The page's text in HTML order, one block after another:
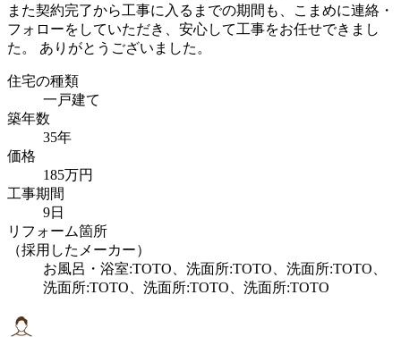
また契約完了から工事に入るまでの期間も、こまめに連絡・
フォローをしていただき、安心して工事をお任せできまし
た。 ありがとうございました。
住宅の種類
一戸建て
築年数
35年
価格
185万円
工事期間
9日
リフォーム箇所
（採用したメーカー）
お風呂・浴室:TOTO、洗面所:TOTO、洗面所:TOTO、
洗面所:TOTO、洗面所:TOTO、洗面所:TOTO